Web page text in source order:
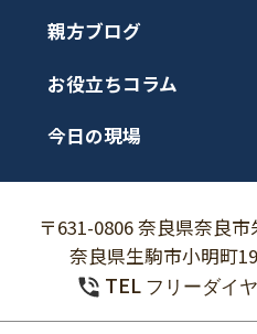
親方ブログ
お役立ちコラム
今日の現場
〒631-0806 奈良県奈良市
奈良県生駒市小明町
TEL フリーダイ